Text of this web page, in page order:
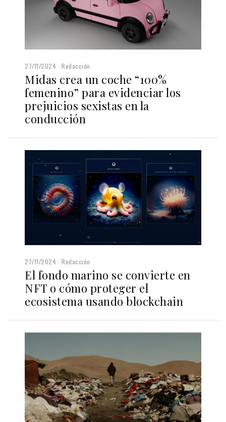
27/11/2024 Redacción
Midas crea un coche “100%
femenino” para evidenciar los
prejuicios sexistas en la
conducción
27/11/2024 Redacción
El fondo marino se convierte en
NFT o cómo proteger el
ecosistema usando blockchain